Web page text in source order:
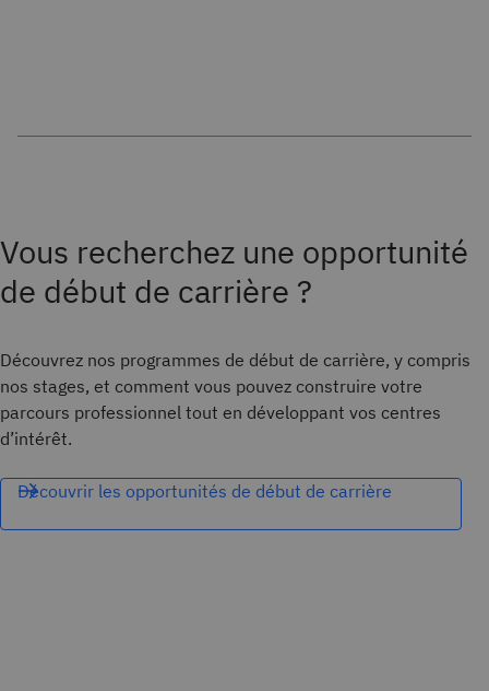
Vous recherchez une opportunité
de début de carrière ?
Découvrez nos programmes de début de carrière, y compris
nos stages, et comment vous pouvez construire votre
parcours professionnel tout en développant vos centres
d’intérêt.
Découvrir les opportunités de début de carrière